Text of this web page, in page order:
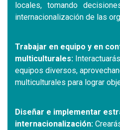
locales, tomando
internacionalización de las
Trabajar en equipo y en
multiculturales:
equipos diversos,
multiculturales para lograr
Diseñar e implementar
internacionalización: